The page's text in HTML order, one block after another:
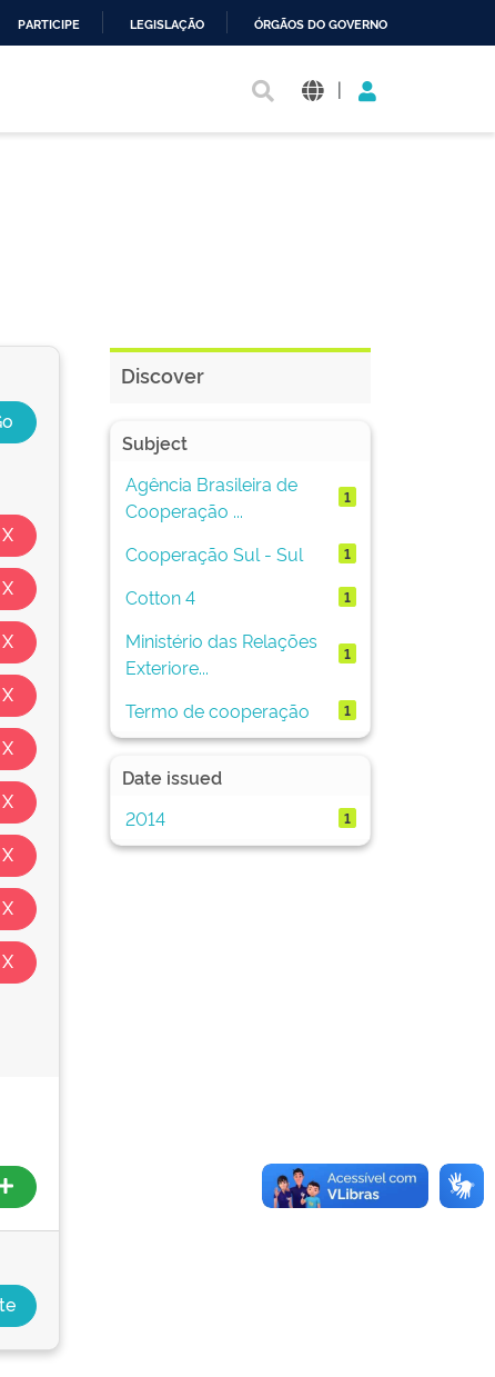
PARTICIPE LEGISLAÇÃO ÓRGÃOS DO GOVERNO
|
Discover
Subject
Agência Brasileira de
Cooperação ...
1
Cooperação Sul - Sul 1
Cotton 4 1
Ministério das Relações
Exteriore...
1
Termo de cooperação 1
Date issued
2014
1